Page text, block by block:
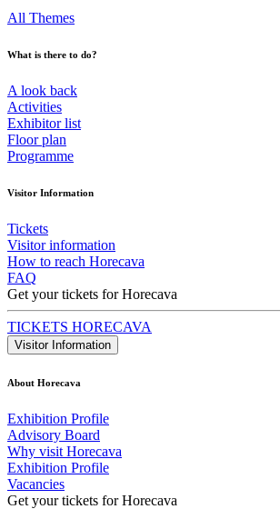
All Themes
What is there to do?
A look back
Activities
Exhibitor list
Floor plan
Programme
Visitor Information
Tickets
Visitor information
How to reach Horecava
FAQ
Get your tickets for Horecava
TICKETS HORECAVA
Visitor Information
About Horecava
Exhibition Profile
Advisory Board
Why visit Horecava
Exhibition Profile
Vacancies
Get your tickets for Horecava